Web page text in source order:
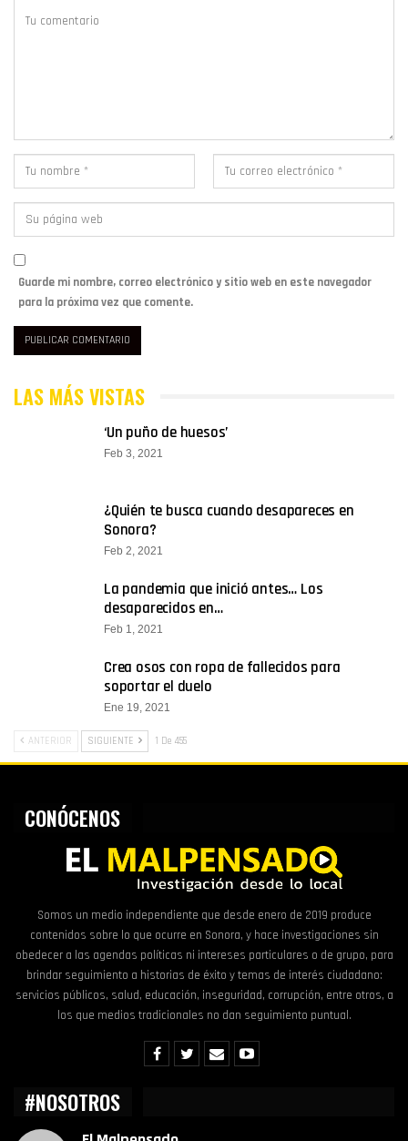
Guarde mi nombre, correo electrónico y sitio web en este navegador
para la próxima vez que comente.
LAS MÁS VISTAS
‘Un puño de huesos’
Feb 3, 2021
¿Quién te busca cuando desapareces en
Sonora?
Feb 2, 2021
La pandemia que inició antes… Los
desaparecidos en…
Feb 1, 2021
Crea osos con ropa de fallecidos para
soportar el duelo
Ene 19, 2021
ANTERIOR SIGUIENTE 1 De 455
CONÓCENOS
Somos un medio independiente que desde enero de 2019 produce
contenidos sobre lo que ocurre en Sonora, y hace investigaciones sin
obedecer a las agendas políticas ni intereses particulares o de grupo, para
brindar seguimiento a historias de éxito y temas de interés ciudadano:
servicios públicos, salud, educación, inseguridad, corrupción, entre otros, a
los que medios tradicionales no dan seguimiento puntual.
#NOSOTROS